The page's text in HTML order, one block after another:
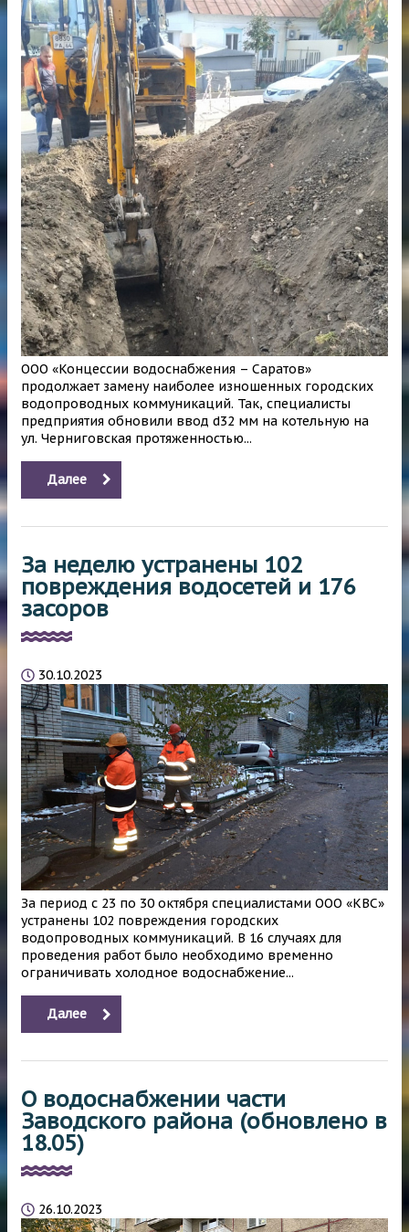
ООО «Концессии водоснабжения – Саратов»
продолжает замену наиболее изношенных городских
водопроводных коммуникаций. Так, специалисты
предприятия обновили ввод d32 мм на котельную на
ул. Черниговская протяженностью...
Далее
За неделю устранены 102
повреждения водосетей и 176
засоров
30.10.2023
За период с 23 по 30 октября специалистами ООО «КВС»
устранены 102 повреждения городских
водопроводных коммуникаций. В 16 случаях для
проведения работ было необходимо временно
ограничивать холодное водоснабжение...
Далее
О водоснабжении части
Заводского района (обновлено в
18.05)
26.10.2023